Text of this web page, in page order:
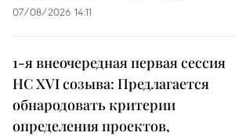
07/08/2026 14:11
1-я внеочередная первая сессия
НС XVI созыва: Предлагается
обнародовать критерии
определения проектов,